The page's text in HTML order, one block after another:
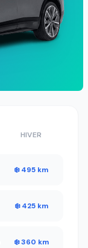
HIVER
❄️ 495 km
❄️ 425 km
❄️ 360 km